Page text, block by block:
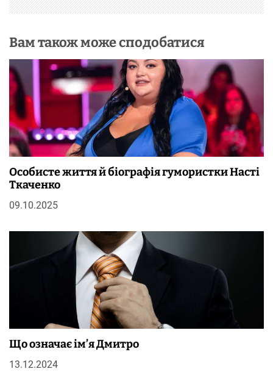
Вам також може сподобатися
Особисте життя й біографія гумористки Насті
Ткаченко
09.10.2025
Що означає ім’я Дмитро
13.12.2024